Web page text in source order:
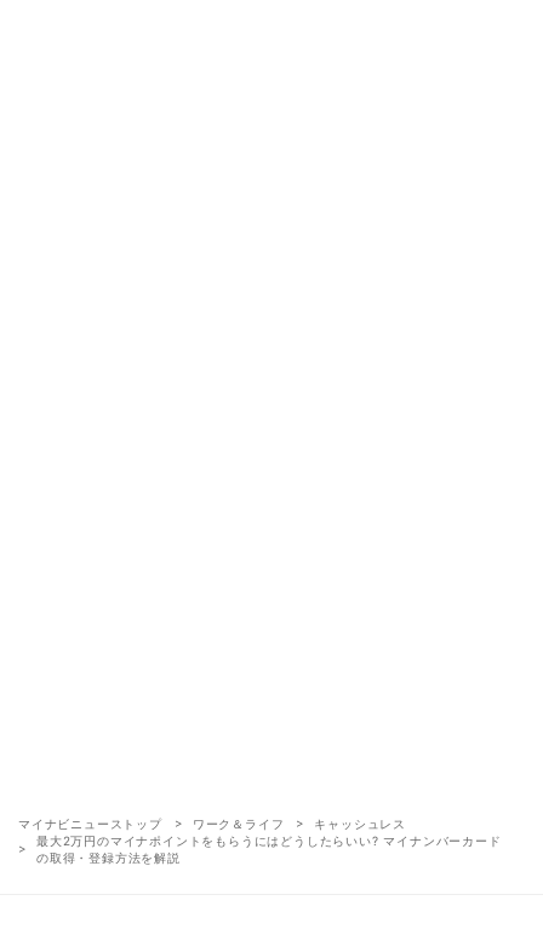
マイナビニューストップ ワーク＆ライフ
キャッシュレス
最大2万円のマイナポイントをもらうにはどうしたらいい? マイナンバーカード
の取得・登録方法を解説